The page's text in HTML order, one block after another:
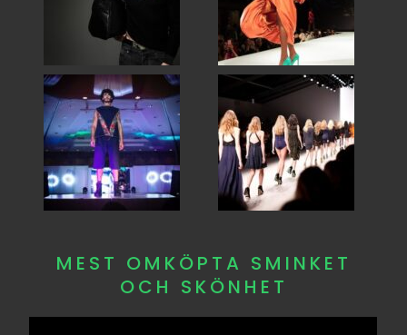
MEST OMKÖPTA SMINKET
OCH SKÖNHET